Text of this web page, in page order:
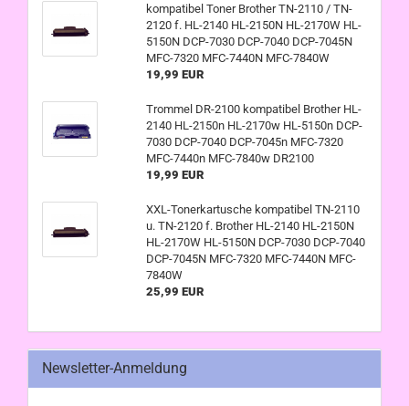
kompatibel Toner Brother TN-2110 / TN-
2120 f. HL-2140 HL-2150N HL-2170W HL-
5150N DCP-7030 DCP-7040 DCP-7045N
MFC-7320 MFC-7440N MFC-7840W
19,99 EUR
Trommel DR-2100 kompatibel Brother HL-
2140 HL-2150n HL-2170w HL-5150n DCP-
7030 DCP-7040 DCP-7045n MFC-7320
MFC-7440n MFC-7840w DR2100
19,99 EUR
XXL-Tonerkartusche kompatibel TN-2110
u. TN-2120 f. Brother HL-2140 HL-2150N
HL-2170W HL-5150N DCP-7030 DCP-7040
DCP-7045N MFC-7320 MFC-7440N MFC-
7840W
25,99 EUR
Newsletter-Anmeldung